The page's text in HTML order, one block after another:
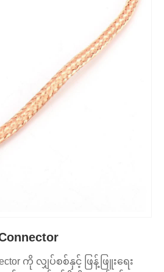
ကို လျှပ်စစ်နှင့် ဖြန့်ဖြူးရေး